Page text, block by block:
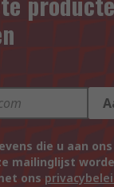
die u aan
mailinglijst
ons